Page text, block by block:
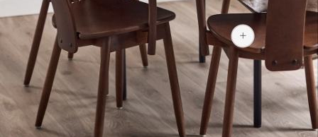
5 015 kr